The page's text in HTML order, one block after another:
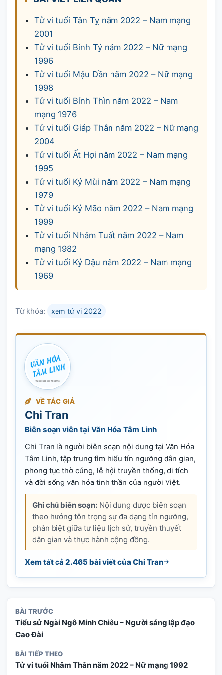
Tử vi tuổi Tân Tỵ năm 2022 – Nam mạng
2001
Tử vi tuổi Bính Tý năm 2022 – Nữ mạng
1996
Tử vi tuổi Mậu Dần năm 2022 – Nữ mạng
1998
Tử vi tuổi Bính Thìn năm 2022 – Nam
mạng 1976
Tử vi tuổi Giáp Thân năm 2022 – Nữ mạng
2004
Tử vi tuổi Ất Hợi năm 2022 – Nam mạng
1995
Tử vi tuổi Kỷ Mùi năm 2022 – Nam mạng
1979
Tử vi tuổi Kỷ Mão năm 2022 – Nam mạng
1999
Tử vi tuổi Nhâm Tuất năm 2022 – Nam
mạng 1982
Tử vi tuổi Kỷ Dậu năm 2022 – Nam mạng
1969
Từ khóa: xem tử vi 2022
VỀ TÁC GIẢ
Chi Tran
Biên soạn viên tại Văn Hóa Tâm Linh
Chi Tran là người biên soạn nội dung tại Văn Hóa
Tâm Linh, tập trung tìm hiểu tín ngưỡng dân gian,
phong tục thờ cúng, lễ hội truyền thống, di tích
và đời sống văn hóa tinh thần của người Việt.
Ghi chú biên soạn: Nội dung được biên soạn
theo hướng tôn trọng sự đa dạng tín ngưỡng,
phân biệt giữa tư liệu lịch sử, truyền thuyết
dân gian và thực hành cộng đồng.
Xem tất cả 2.465 bài viết của Chi Tran
BÀI TRƯỚC
Tiểu sử Ngài Ngô Minh Chiêu – Người sáng lập đạo
Cao Đài
BÀI TIẾP THEO
Tử vi tuổi Nhâm Thân năm 2022 – Nữ mạng 1992